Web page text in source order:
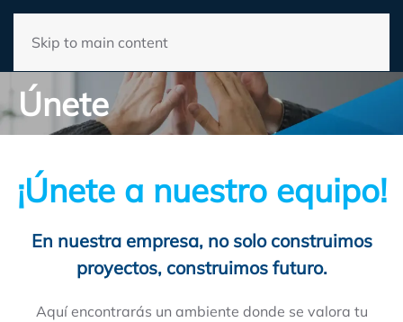
Skip to main content
Únete
¡Únete a nuestro equipo!
En nuestra empresa, no solo construimos
proyectos, construimos futuro.
Aquí encontrarás un ambiente donde se valora tu